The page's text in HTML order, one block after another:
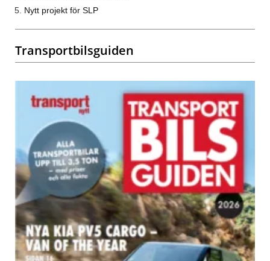
Nytt projekt för SLP
Transportbilsguiden